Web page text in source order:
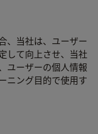
、当社は、ユーザー
して向上させ、当社
ユーザーの個人情報
ニング目的で使用す